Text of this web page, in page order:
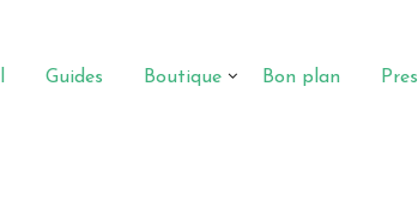
Guides Boutique Bon plan